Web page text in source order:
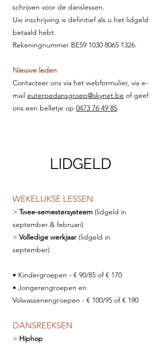
schrijven voor de danslessen.
Uw inschrijving is definitief als u het lidgeld
betaald hebt.
Rekeningnummer BE59 1030 8065 1326.
Nieuwe leden
Contacteer ons via het webformulier, via e-
mail euterpedansgroep@skynet.be of geef
ons een belletje op 0473 76 49 85
LIDGELD
WEKELIJKSE LESSEN
> Twee-semestersysteem (lidgeld in
september & februari)
> Volledige werkjaar (lidgeld in
september)
• Kindergroepen - € 90/85 of € 170
• Jongerengroepen en
Volwassenengroepen - € 100/95 of € 190
DANSREEKSEN
> Hiphop